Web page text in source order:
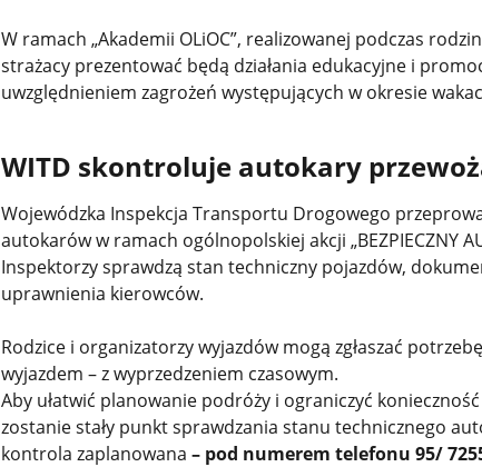
W ramach „Akademii OLiOC”, realizowanej podczas
strażacy prezentować będą działania edukacyjne i
uwzględnieniem zagrożeń występujących w okresie
WITD skontroluje autokary
Wojewódzka Inspekcja Transportu Drogowego
autokarów w ramach ogólnopolskiej akcji „BEZPIECZNY
Inspektorzy sprawdzą stan techniczny pojazdów,
uprawnienia kierowców.
Rodzice i organizatorzy wyjazdów mogą zgłaszać
wyjazdem – z wyprzedzeniem czasowym.
Aby ułatwić planowanie podróży i ograniczyć
zostanie stały punkt sprawdzania stanu technicznego
kontrola zaplanowana – pod numerem telefonu 95/